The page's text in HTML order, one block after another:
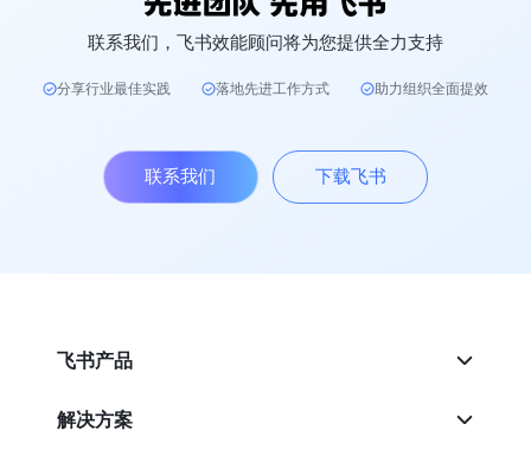
联系我们，飞书效能顾问将为您提供全力支持
分享行业最佳实践 落地先进工作方式 助力组织全面提效
联系我们 下载飞书
飞书产品
解决方案